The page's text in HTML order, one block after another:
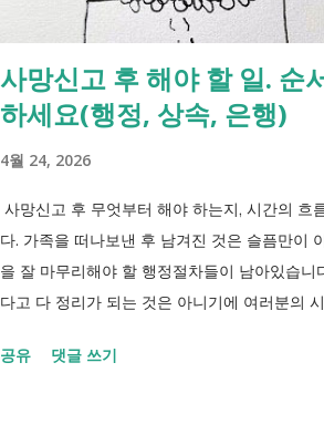
복지부 업무계획이 발표된 뒤 많은 분들이 질
살면 장애인연금을 받을 수 없나요?" "혼자 살
요?" 결론부터 말씀드리면 부모와 함께 거주한
금을 받을 수 없는 것은 아닙니다. 많은 분들이
로 생각하기 쉽지만, 두 제도는 지급 기준이 서
연금 생계급여 목적 장애로 인한 ...
사망신고 후 해야 할 일. 순
하세요(행정, 상속, 은행)
4월 24, 2026
사망신고 후 무엇부터 해야 하는지, 시간의 흐
다. 가족을 떠나보낸 후 남겨진 것은 슬픔만이
을 잘 마무리해야 할 행정절차들이 남아있습니
다고 다 정리가 되는 것은 아니기에 여러분의
처리까지 이 흐름만 따라가시면 됩니다. 장례
공유 댓글 쓰기